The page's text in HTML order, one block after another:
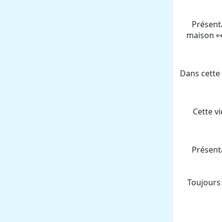
maison
Dans
Cette
Toujours